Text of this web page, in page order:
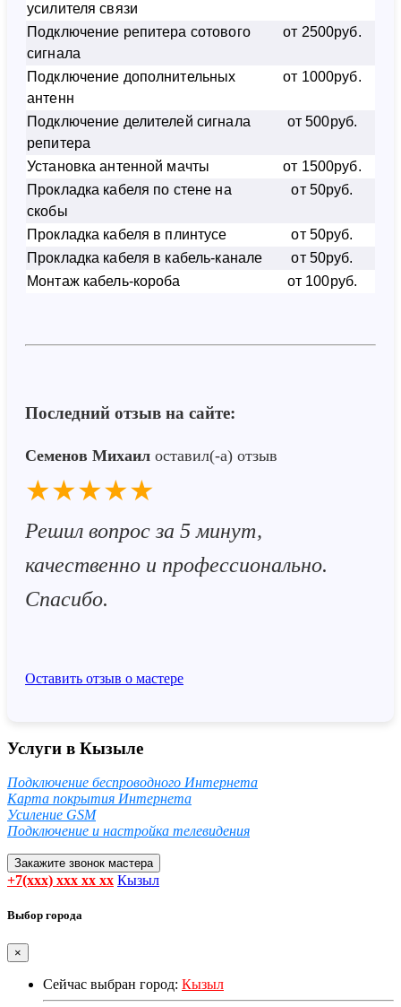
усилителя связи
Подключение репитера сотового
сигнала
от 2500руб.
Подключение дополнительных
антенн
от 1000руб.
Подключение делителей сигнала
репитера
от 500руб.
Установка антенной мачты
от 1500руб.
Прокладка кабеля по стене на
скобы
от 50руб.
Прокладка кабеля в плинтусе
от 50руб.
Прокладка кабеля в кабель-канале
от 50руб.
Монтаж кабель-короба
от 100руб.
Последний отзыв на сайте:
Семенов Михаил оставил(-а) отзыв
★★★★★
Решил вопрос за 5 минут,
качественно и профессионально.
Спасибо.
Оставить отзыв о мастере
Услуги в Кызыле
Подключение беспроводного Интернета
Карта покрытия Интернета
Усиление GSM
Подключение и настройка телевидения
Закажите звонок мастера
+7(xxx) xxx xx xx Кызыл
Выбор города
×
Сейчас выбран город: Кызыл